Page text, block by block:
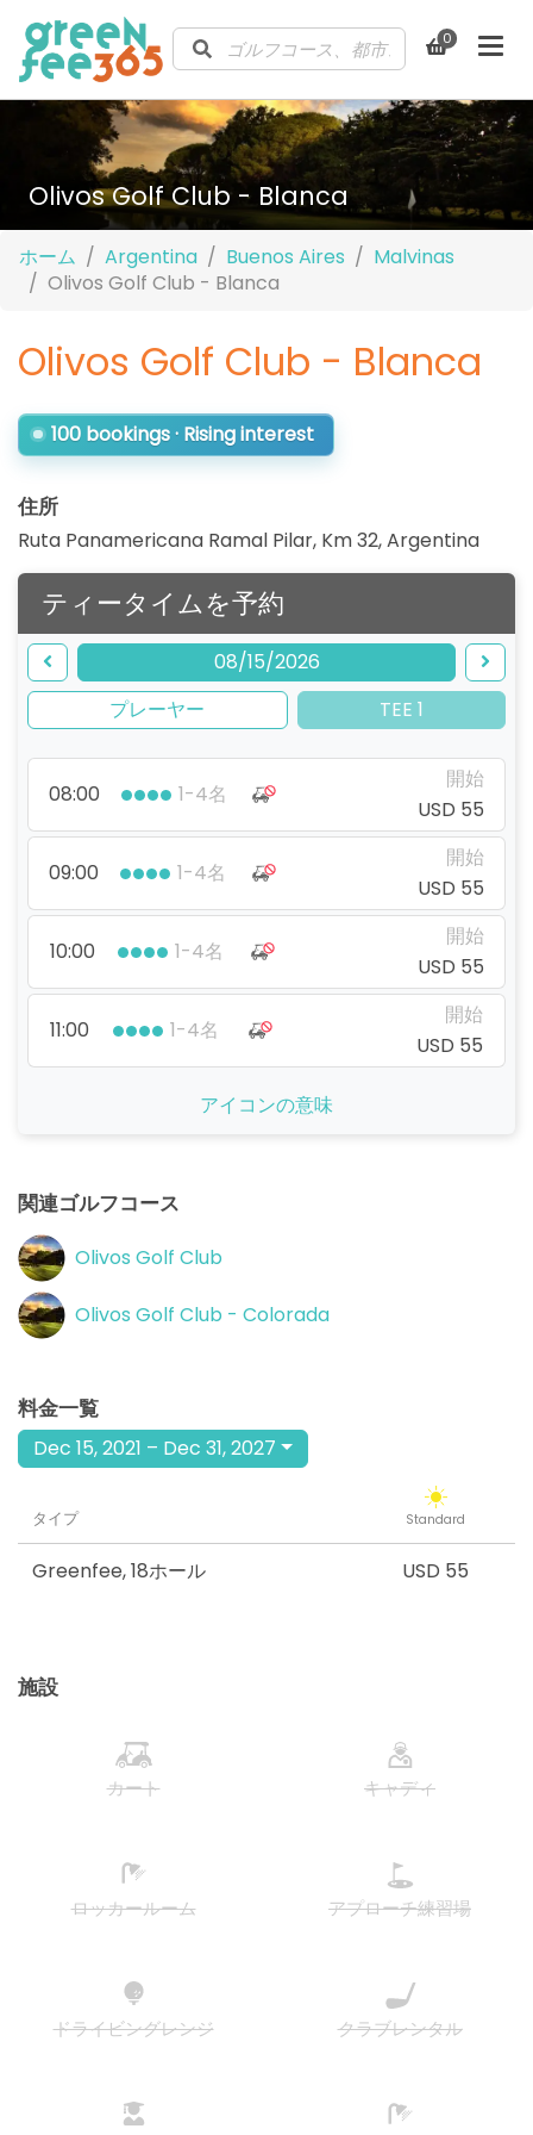
0
Olivos Golf Club - Blanca
ホーム Argentina Buenos Aires
Malvinas
Olivos Golf Club - Blanca
Olivos Golf Club - Blanca
100 bookings · Rising interest
住所
Ruta Panamericana Ramal Pilar, Km 32,Argentina
ティータイムを予約
08/15/2026
プレーヤー
TEE 1
08:00 1-4名
開始
USD 55
09:00 1-4名
開始
USD 55
10:00 1-4名
開始
USD 55
11:00 1-4名
開始
USD 55
1-4名
13:00
14:00 1-4名
15:00
16:00 1-4名
アイコンの意味
関連ゴルフコース
Olivos Golf Club
Olivos Golf Club - Colorada
料金一覧
Dec 15, 2021 – Dec 31, 2027
タイプ Standard
Greenfee,18ホール USD 55
施設
カート キャディ
ロッカールーム アプローチ練習場
ドライビングレンジ クラブレンタル